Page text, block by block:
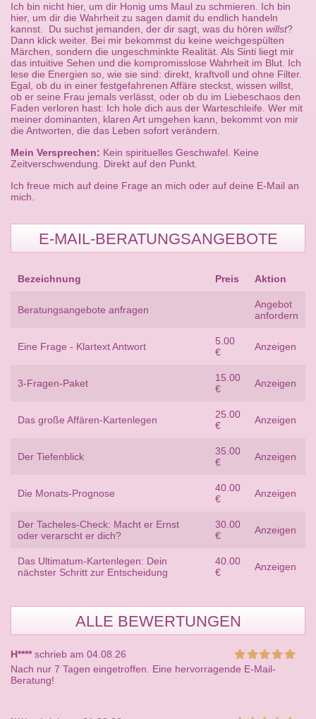
Ich bin nicht hier, um dir Honig ums Maul zu schmieren. Ich bin
hier, um dir die Wahrheit zu sagen damit du endlich handeln
kannst. Du suchst jemanden, der dir sagt, was du hören willst?
Dann klick weiter. Bei mir bekommst du keine weichgespülten
Märchen, sondern die ungeschminkte Realität. Als Sinti liegt mir
das intuitive Sehen und die kompromisslose Wahrheit im Blut. Ich
lese die Energien so, wie sie sind: direkt, kraftvoll und ohne Filter.
Egal, ob du in einer festgefahrenen Affäre steckst, wissen willst,
ob er seine Frau jemals verlässt, oder ob du im Liebeschaos den
Faden verloren hast: Ich hole dich aus der Warteschleife. Wer mit
meiner dominanten, klaren Art umgehen kann, bekommt von mir
die Antworten, die das Leben sofort verändern.
Mein Versprechen: Kein spirituelles Geschwafel. Keine
Zeitverschwendung. Direkt auf den Punkt.
Ich freue mich auf deine Frage an mich oder auf deine E-Mail an
mich.
E-MAIL-BERATUNGSANGEBOTE
Bezeichnung Preis Aktion
Beratungsangebote anfragen
Angebot
anfordern
Eine Frage - Klartext Antwort
5.00
€
Anzeigen
3-Fragen-Paket
15.00
€
Anzeigen
Das große Affären-Kartenlegen
25.00
€
Anzeigen
Der Tiefenblick
35.00
€
Anzeigen
Die Monats-Prognose
40.00
€
Anzeigen
Der Tacheles-Check: Macht er Ernst
oder verarscht er dich?
30.00
€
Anzeigen
Das Ultimatum-Kartenlegen: Dein
nächster Schritt zur Entscheidung
40.00
€
Anzeigen
ALLE BEWERTUNGEN
H****schrieb am 04.08.26
Nach nur 7 Tagen eingetroffen. Eine hervorragende E-Mail-
Beratung!